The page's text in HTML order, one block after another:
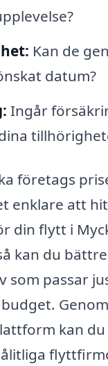
Kan de
datum?
Ingår
företags
enklare att
din flytt i
kan du
som passar
kan du